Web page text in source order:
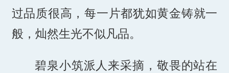
过品质很高，每一片都犹如黄金铸就一
般，灿然生光不似凡品。
碧泉小筑派人来采摘，敬畏的站在